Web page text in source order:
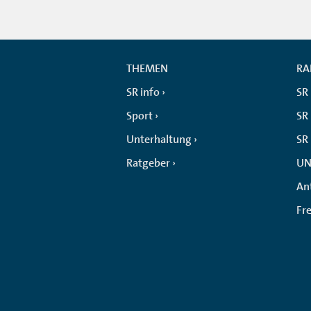
THEMEN
SR info
Sport
Unterhaltung
Ratgeber